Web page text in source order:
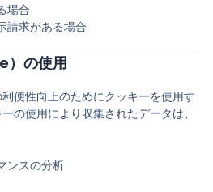
場合
請求がある場合
）の使用
便性向上のためにクッキーを使用す
の使用により収集されたデータは、
ンスの分析